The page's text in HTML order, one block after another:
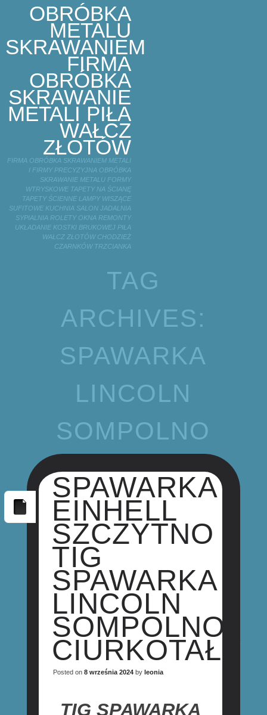
OBRÓBKA
METALU
SKRAWANIEM
FIRMA
OBRÓBKA
SKRAWANIE
METALI PIŁA
WAŁCZ
ZŁOTÓW
FIRMA OBRÓBKA SKRAWANIEM METALI
I FIRMY PRECYZYJNA OBRÓBKA
SKRAWANIE METALU FORMY
WTRYSKOWE TAPETY NA ŚCIANĘ
TAPETY ŚCIENNE LAMPY WISZĄCE
SUFITOWE KUCHNIA SALON JADALNIA
SYPIALNIA ROLETY OKNA REMONTY
UKŁADANIE KOSTKI BRUKOWEJ PIŁA
WAŁCZ ZŁOTÓW CHODZIEŻ
CZARNKÓW TRZCIANKA
TAG
ARCHIVES:
SPAWARKA
LINCOLN
SOMPOLNO
SPAWARKA
EINHELL
SZCZYTNO
TIG
SPAWARKA
LINCOLN
SOMPOLNO
CIURKOTAŁY
Posted on 8 września 2024by leonia
TIG SPAWARKA